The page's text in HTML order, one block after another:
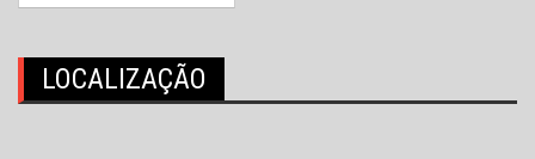
LOCALIZAÇÃO